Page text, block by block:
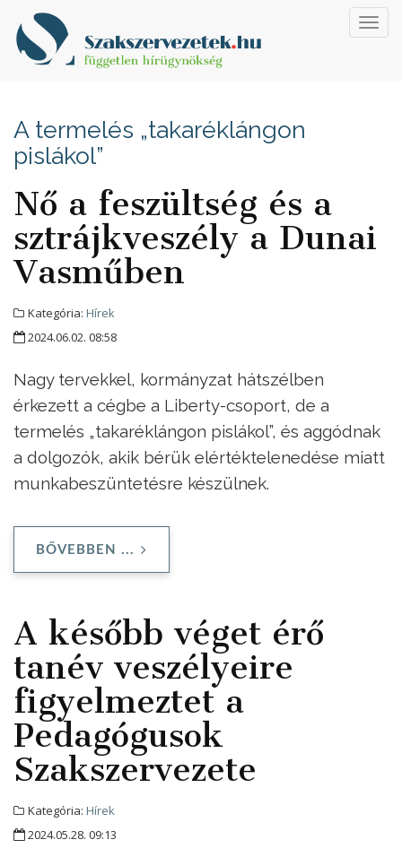
A termelés „takaréklángon
pislákol”
Nő a feszültség és a
sztrájkveszély a Dunai
Vasműben
Kategória: Hírek
2024.06.02. 08:58
Nagy tervekkel, kormányzat hátszélben
érkezett a cégbe a Liberty-csoport, de a
termelés „takaréklángon pislákol”, és aggódnak
a dolgozók, akik bérük elértéktelenedése miatt
munkabeszüntetésre készülnek.
BŐVEBBEN ...
A később véget érő
tanév veszélyeire
figyelmeztet a
Pedagógusok
Szakszervezete
Kategória: Hírek
2024.05.28. 09:13